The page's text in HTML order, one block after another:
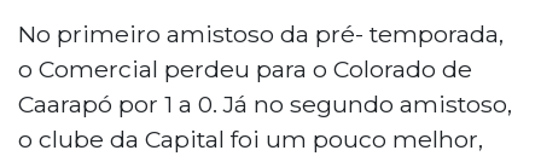
No primeiro amistoso da pré- temporada,
o Comercial perdeu para o Colorado de
Caarapó por 1 a 0. Já no segundo amistoso,
o clube da Capital foi um pouco melhor,